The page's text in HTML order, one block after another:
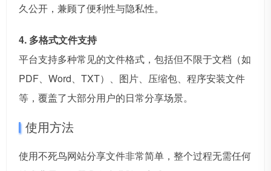
久公开，兼顾了便利性与隐私性。
4. 多格式文件支持
平台支持多种常见的文件格式，包括但不限于文档（如
PDF、Word、TXT）、图片、压缩包、程序安装文件
等，覆盖了大部分用户的日常分享场景。
使用方法
使用不死鸟网站分享文件非常简单，整个过程无需任何